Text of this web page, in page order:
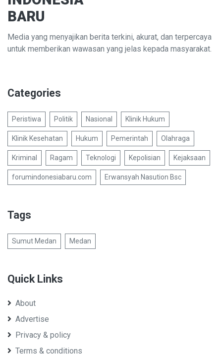
BARU
Media yang menyajikan berita terkini, akurat, dan terpercaya
untuk memberikan wawasan yang jelas kepada masyarakat.
Categories
Peristiwa Politik Nasional Klinik Hukum
Klinik Kesehatan Hukum Pemerintah Olahraga
Kriminal Ragam Teknologi Kepolisian Kejaksaan
forumindonesiabaru.com Erwansyah Nasution Bsc
Tags
Sumut Medan Medan
Quick Links
About
Advertise
Privacy & policy
Terms & conditions